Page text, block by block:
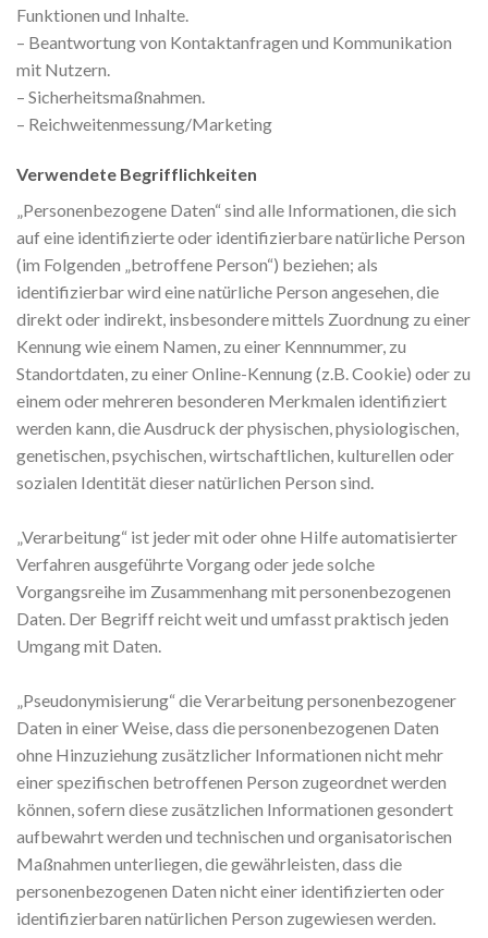
Funktionen und Inhalte.
– Beantwortung von Kontaktanfragen und Kommunikation
mit Nutzern.
– Sicherheitsmaßnahmen.
– Reichweitenmessung/Marketing
Verwendete Begrifflichkeiten
„Personenbezogene Daten“ sind alle Informationen, die sich
auf eine identifizierte oder identifizierbare natürliche Person
(im Folgenden „betroffene Person“) beziehen; als
identifizierbar wird eine natürliche Person angesehen, die
direkt oder indirekt, insbesondere mittels Zuordnung zu einer
Kennung wie einem Namen, zu einer Kennnummer, zu
Standortdaten, zu einer Online-Kennung (z.B. Cookie) oder zu
einem oder mehreren besonderen Merkmalen identifiziert
werden kann, die Ausdruck der physischen, physiologischen,
genetischen, psychischen, wirtschaftlichen, kulturellen oder
sozialen Identität dieser natürlichen Person sind.
„Verarbeitung“ ist jeder mit oder ohne Hilfe automatisierter
Verfahren ausgeführte Vorgang oder jede solche
Vorgangsreihe im Zusammenhang mit personenbezogenen
Daten. Der Begriff reicht weit und umfasst praktisch jeden
Umgang mit Daten.
„Pseudonymisierung“ die Verarbeitung personenbezogener
Daten in einer Weise, dass die personenbezogenen Daten
ohne Hinzuziehung zusätzlicher Informationen nicht mehr
einer spezifischen betroffenen Person zugeordnet werden
können, sofern diese zusätzlichen Informationen gesondert
aufbewahrt werden und technischen und organisatorischen
Maßnahmen unterliegen, die gewährleisten, dass die
personenbezogenen Daten nicht einer identifizierten oder
identifizierbaren natürlichen Person zugewiesen werden.